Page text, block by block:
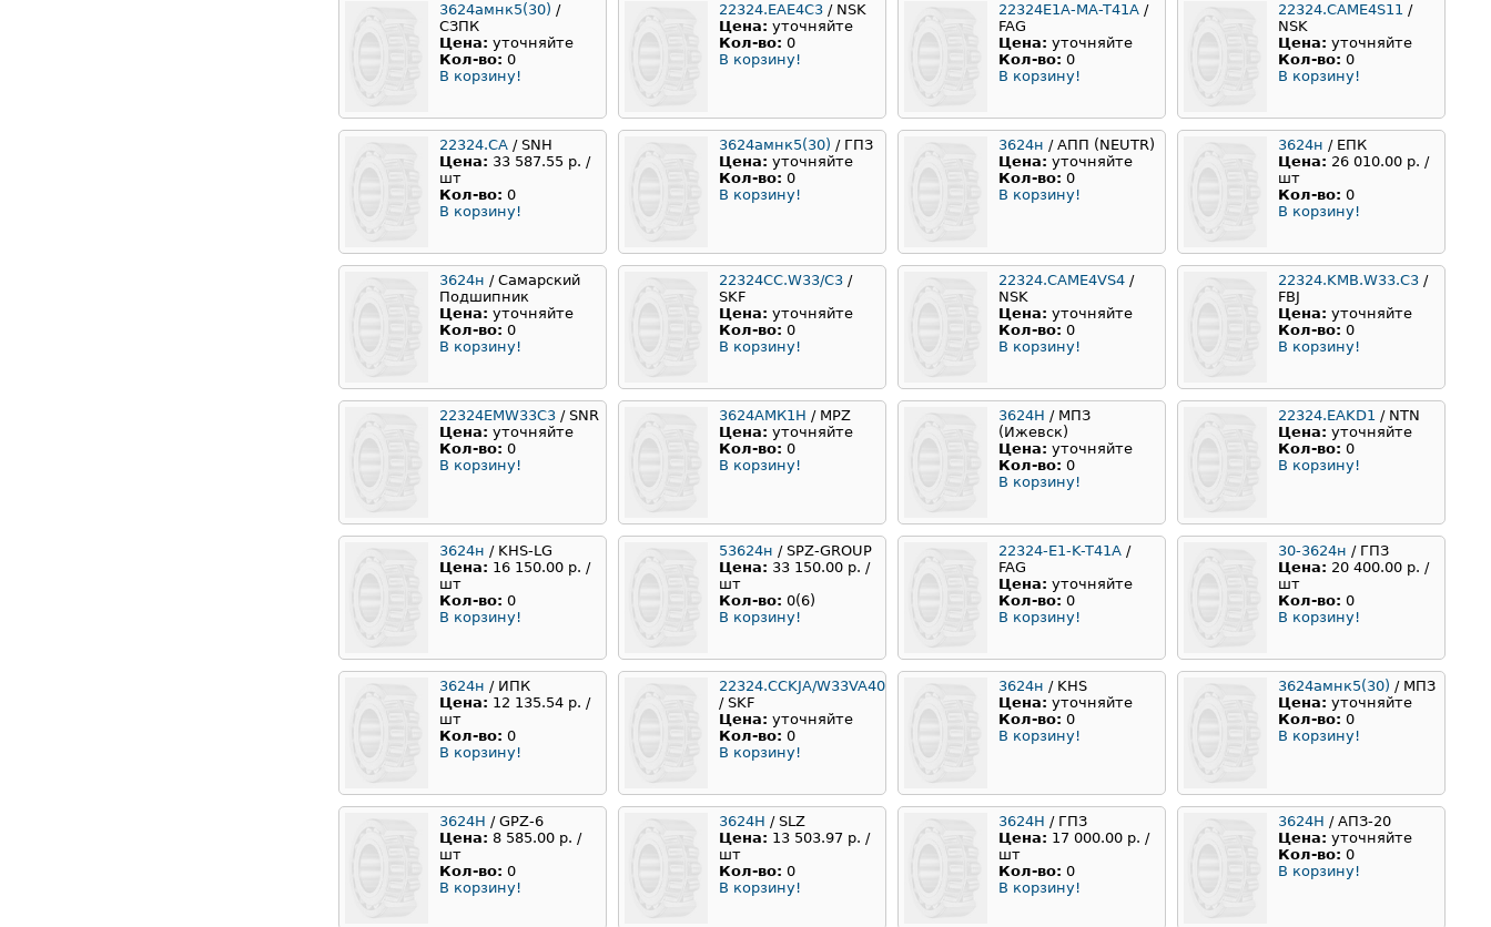
3624амнк5(30) /
СЗПК
Цена: уточняйте
Кол-во: 0
В корзину!
22324.EAE4C3 / NSK
Цена: уточняйте
Кол-во: 0
В корзину!
22324E1A-MA-T41A /
FAG
Цена: уточняйте
Кол-во: 0
В корзину!
22324.CAME4S11 /
NSK
Цена: уточняйте
Кол-во: 0
В корзину!
22324.CA / SNH
Цена: 33 587.55 р. /
шт
Кол-во: 0
В корзину!
3624амнк5(30) / ГПЗ
Цена: уточняйте
Кол-во: 0
В корзину!
3624н / АПП (NEUTR)
Цена: уточняйте
Кол-во: 0
В корзину!
3624н / ЕПК
Цена: 26 010.00 р. /
шт
Кол-во: 0
В корзину!
3624н / Самарский
Подшипник
Цена: уточняйте
Кол-во: 0
В корзину!
22324СС.W33/C3 /
SKF
Цена: уточняйте
Кол-во: 0
В корзину!
22324.CAME4VS4 /
NSK
Цена: уточняйте
Кол-во: 0
В корзину!
22324.KMB.W33.C3 /
FBJ
Цена: уточняйте
Кол-во: 0
В корзину!
22324EMW33C3 / SNR
Цена: уточняйте
Кол-во: 0
В корзину!
3624АМК1Н / MPZ
Цена: уточняйте
Кол-во: 0
В корзину!
3624Н / МПЗ
(Ижевск)
Цена: уточняйте
Кол-во: 0
В корзину!
22324.EAKD1 / NTN
Цена: уточняйте
Кол-во: 0
В корзину!
3624н / KHS-LG
Цена: 16 150.00 р. /
шт
Кол-во: 0
В корзину!
53624н / SPZ-GROUP
Цена: 33 150.00 р. /
шт
Кол-во: 0(6)
В корзину!
22324-E1-K-T41A /
FAG
Цена: уточняйте
Кол-во: 0
В корзину!
30-3624н / ГПЗ
Цена: 20 400.00 р. /
шт
Кол-во: 0
В корзину!
3624н / ИПК
Цена: 12 135.54 р. /
шт
Кол-во: 0
В корзину!
22324.CCKJA/W33VA405
/ SKF
Цена: уточняйте
Кол-во: 0
В корзину!
3624н / KHS
Цена: уточняйте
Кол-во: 0
В корзину!
3624амнк5(30) / МПЗ
Цена: уточняйте
Кол-во: 0
В корзину!
3624H / GPZ-6
Цена: 8 585.00 р. /
шт
Кол-во: 0
В корзину!
3624H / SLZ
Цена: 13 503.97 р. /
шт
Кол-во: 0
В корзину!
3624Н / ГПЗ
Цена: 17 000.00 р. /
шт
Кол-во: 0
В корзину!
3624Н / АПЗ-20
Цена: уточняйте
Кол-во: 0
В корзину!